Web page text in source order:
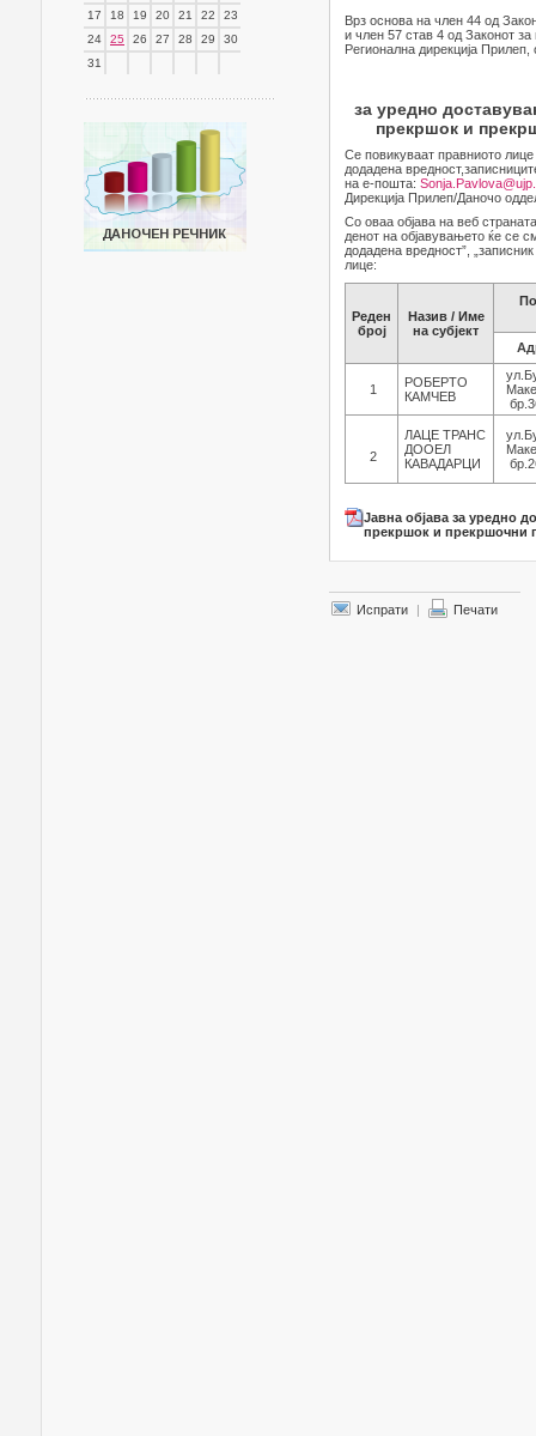
17
18 19 20 21 22
23
24
25 26 27 28 29
30
31
Врз основа на член 44 од
и член 57 став 4 од Законот
Регионална дирекција Прилеп,
за уредно
прекршок и
Се повикуваат правниото
додадена
на е-пошта:
Дирекција Прилеп/Даночо
Со оваа објава на веб
денот на објавувањето ќе се
додадена вредност”,
лице:
Реден
број
Назив / Име
на субјект
1
РОБЕРТО
КАМЧЕВ
2
ЛАЦЕ ТРАНС
ДООЕЛ
КАВАДАРЦИ
Јавна објава за уредно
прекршок и прекршочни
Испрати | Печати